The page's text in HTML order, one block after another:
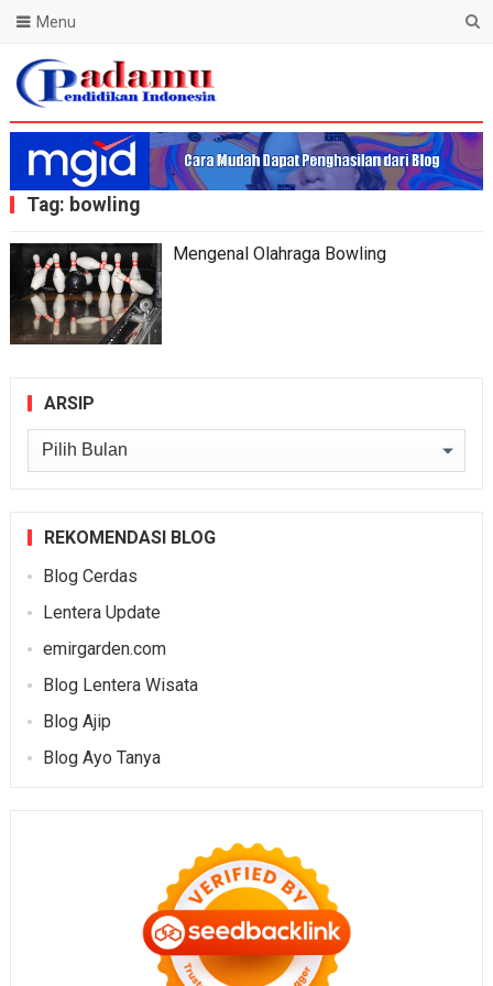
Blog Padamu
Menu
Tag: bowling
Mengenal Olahraga Bowling
ARSIP
Arsip
REKOMENDASI BLOG
Blog Cerdas
Lentera Update
emirgarden.com
Blog Lentera Wisata
Blog Ajip
Blog Ayo Tanya